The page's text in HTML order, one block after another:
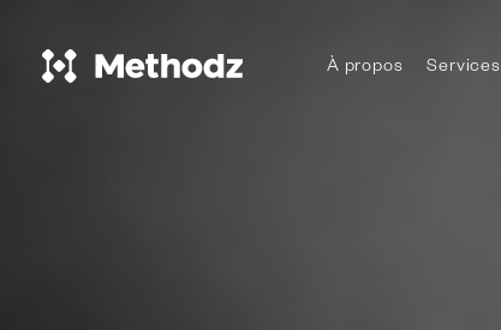
À propos Services